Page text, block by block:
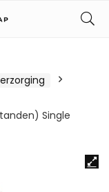
Single